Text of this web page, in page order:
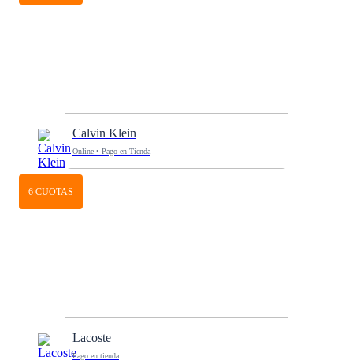
Calvin Klein
Online • Pago en Tienda
6 CUOTAS
Lacoste
Pago en tienda